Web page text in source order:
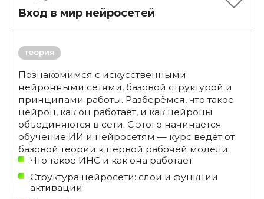
Вход в мир нейросетей
теория
Познакомимся с искусственными
нейронными сетями, базовой структурой и
принципами работы. Разберёмся, что такое
нейрон, как он работает, и как нейроны
объединяются в сети. С этого начинается
обучение ИИ и нейросетям — курс ведёт от
базовой теории к первой рабочей модели.
Что такое ИНС и как она работает
Структура нейросети: слои и функции
активации